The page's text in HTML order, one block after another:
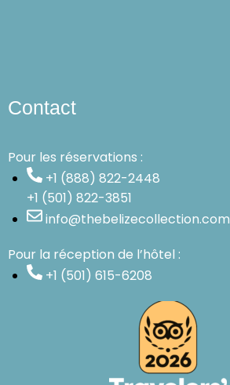
Contact
Pour les réservations :
+1 (888) 822-2448
+1 (501) 822-3851
info@thebelizecollection.com
Pour la réception de l’hôtel :
+1 (501) 615-6208